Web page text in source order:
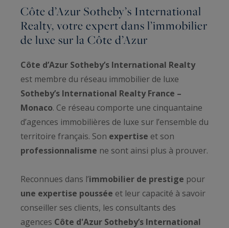
Côte d’Azur Sotheby’s International
Realty, votre expert dans l’immobilier
de luxe sur la Côte d’Azur
Côte d’Azur Sotheby’s International Realty
est membre du réseau immobilier de luxe
Sotheby’s International Realty France –
Monaco. Ce réseau comporte une cinquantaine
d’agences immobilières de luxe sur l’ensemble du
territoire français. Son expertise et son
professionnalisme ne sont ainsi plus à prouver.
Reconnues dans l’immobilier de prestige pour
une expertise poussée et leur capacité à savoir
conseiller ses clients, les consultants des
agences Côte d'Azur Sotheby’s International